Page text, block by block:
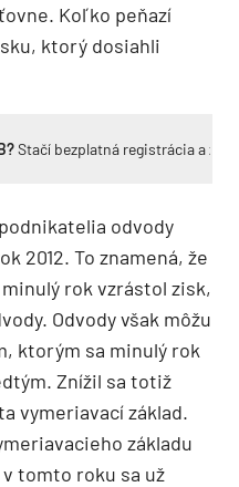
Koľko peňazí
ktorý dosiahli
Stačí bezplatná registrácia a
odvody
2012. To znamená, že
rok vzrástol zisk,
Odvody však môžu
ktorým sa minulý rok
Znížil sa totiž
vymeriavací základ.
základu
tomto roku sa už